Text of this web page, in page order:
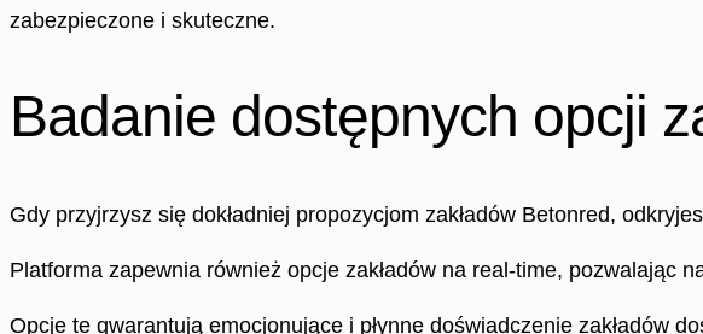
zabezpieczone i skuteczne.
Badanie dostępnych opcji
Gdy przyjrzysz się dokładniej propozycjom zakładów Betonred,
Platforma zapewnia również opcje zakładów na real-time, pozwalając
Opcje te gwarantują emocjonujące i płynne doświadczenie zakładów